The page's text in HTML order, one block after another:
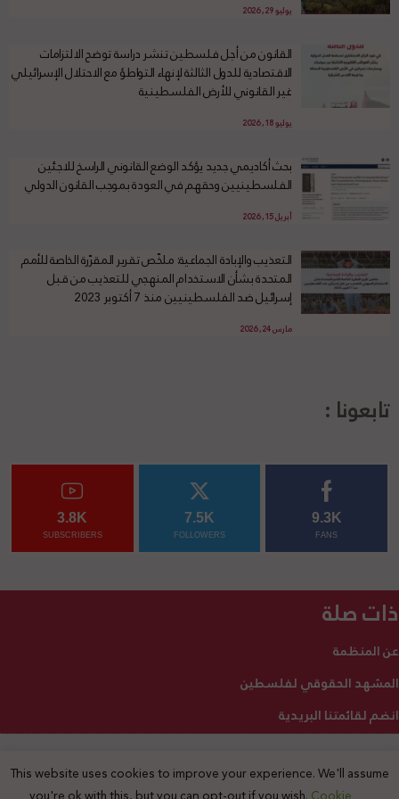
يوليو 29, 2026
القانون من أجل فلسطين تنشر دراسة توضح الالتزامات
الاقتصادية للدول الثالثة لإنهاء التواطؤ مع الاحتلال الإسرائيلي
غير القانوني للأرض الفلسطينية
يوليو 18, 2026
بحث أكاديمي جديد يؤكد الوضع القانوني الراسخ للاجئين
الفلسطينيين وحقهم في العودة بموجب القانون الدولي
أبريل 15, 2026
التعذيب والإبادة الجماعية: ملخّص تقرير المقرّرة الخاصة للأمم
المتحدة بشأن الاستخدام المنهجي للتعذيب من قبل
إسرائيل ضد الفلسطينيين منذ 7 أكتوبر 2023
مارس 24, 2026
تابعونا :
9.3K
FANS
7.5K
FOLLOWERS
3.8K
SUBSCRIBERS
ذات صلة
عن المنظمة
المشهد الحقوقي لفلسطين
انضم لقائمتنا البريدية
2025 © جميع الحقوق محفوظة
This website uses cookies to improve your experience. We'll assume